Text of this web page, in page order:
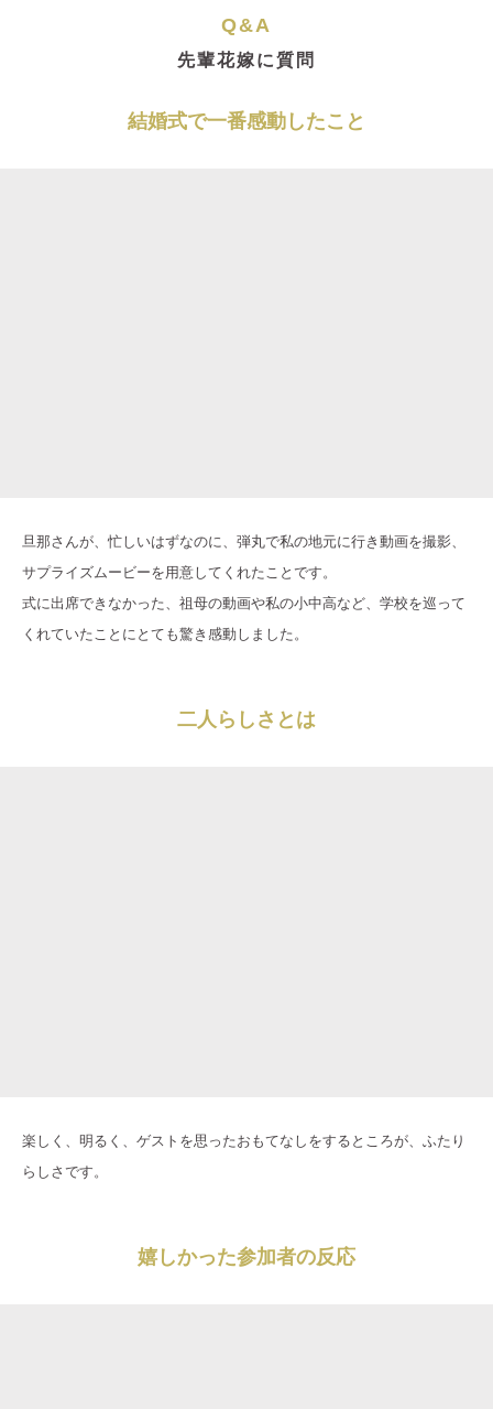
Q&A
先輩花嫁に質問
結婚式で一番感動したこと
旦那さんが、忙しいはずなのに、弾丸で私の地元に行き動画を撮影、
サプライズムービーを用意してくれたことです。
式に出席できなかった、祖母の動画や私の小中高など、学校を巡って
くれていたことにとても驚き感動しました。
二人らしさとは
楽しく、明るく、ゲストを思ったおもてなしをするところが、ふたり
らしさです。
嬉しかった参加者の反応